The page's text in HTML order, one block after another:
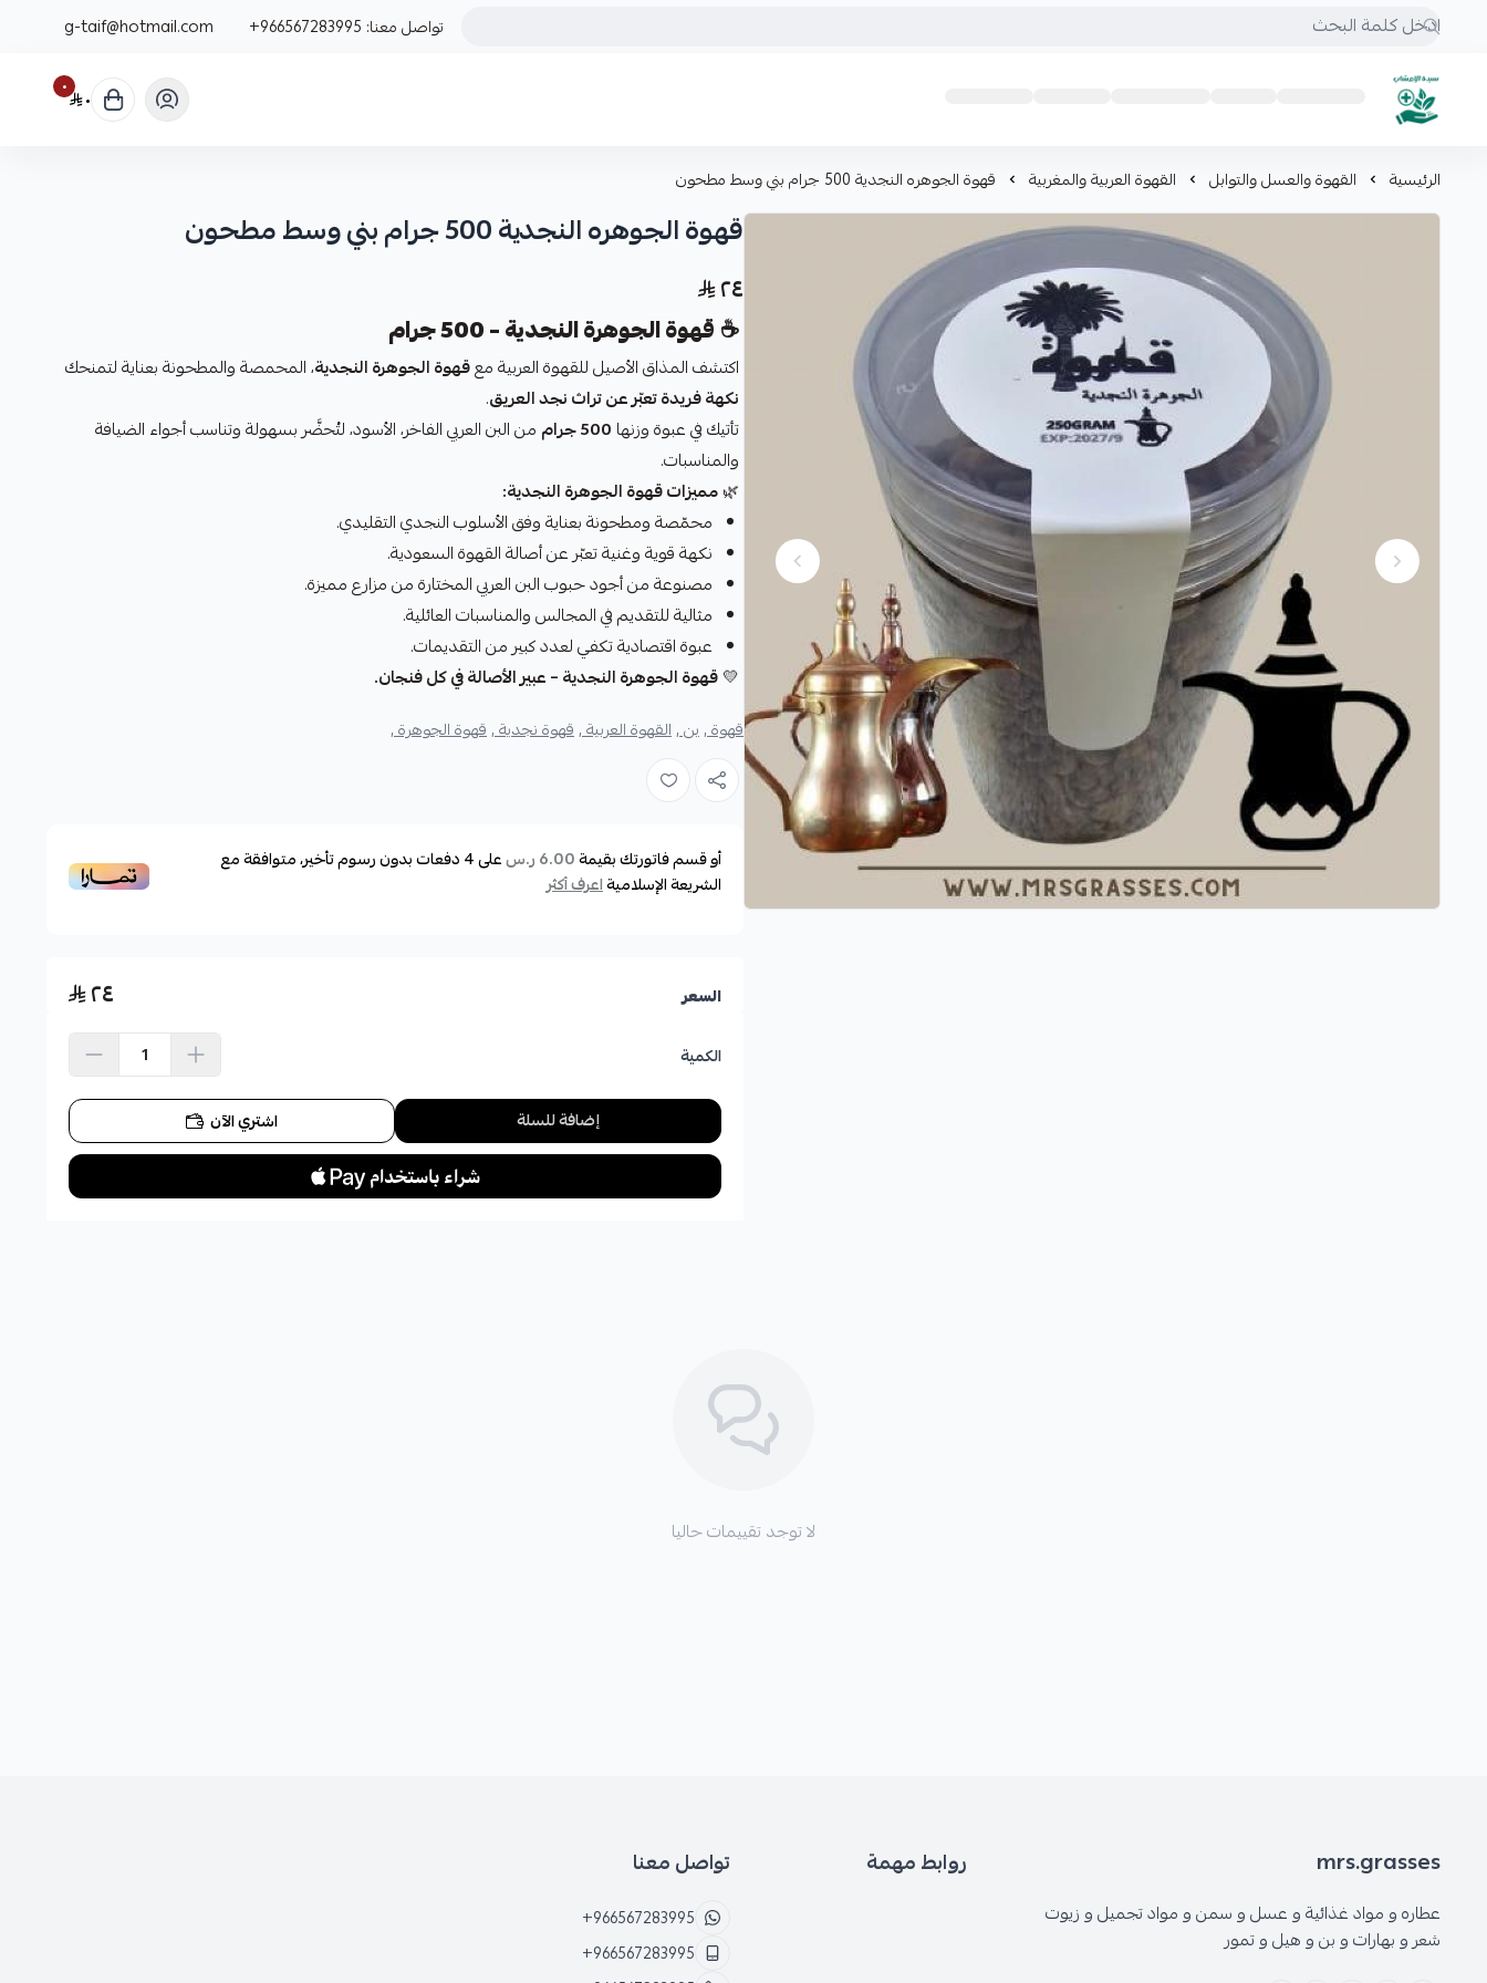
تواصل معنا: +966567283995
g-taif@hotmail.com
mrs.grasses
٠ ٠
الرئيسية القهوة والعسل والتوابل القهوة العربية والمغربية قهوة الجوهره النجدية 500 جرام بني وسط مطحون
قهوة الجوهره النجدية 500 جرام بني وسط مطحون
٢٤
☕قهوة الجوهرة النجدية – 500 جرام
اكتشف المذاق الأصيل للقهوة العربية معقهوة الجوهرة النجدية، المحمصة والمطحونة بعناية لتمنحك
نكهة فريدة تعبّر عن تراث نجد العريق.
تأتيك في عبوة وزنها 500 جرام
من البن العربي الفاخر، الأسود، لتُحضَّر بسهولة وتناسب أجواء الضيافة
والمناسبات.
🌿مميزات قهوة الجوهرة النجدية:
محمّصة ومطحونة بعناية وفق الأسلوب النجدي التقليدي.
نكهة قوية وغنية تعبّر عن أصالة القهوة السعودية.
مصنوعة من أجود حبوب البن العربي المختارة من مزارع مميزة.
مثالية للتقديم في المجالس والمناسبات العائلية.
عبوة اقتصادية تكفي لعدد كبير من التقديمات.
💛قهوة الجوهرة النجدية – عبير الأصالة في كل فنجان.
قهوة ,بن ,القهوة العربية ,قهوة نجدية ,قهوة الجوهرة ,
أو قسم فاتورتك بقيمة6.00 ر.س على4دفعات بدون رسوم تأخير، متوافقة مع
الشريعة الإسلاميةاعرف أكثر
السعر ٢٤
الكمية
إضافة للسلة اشتري الآن
لا توجد تقييمات حاليا
mrs.grasses
عطاره و مواد غذائية و عسل و سمن و مواد تجميل و زيوت
شعر و بهارات و بن و هيل و تمور
روابط مهمة تواصل معنا
+966567283995
+966567283995